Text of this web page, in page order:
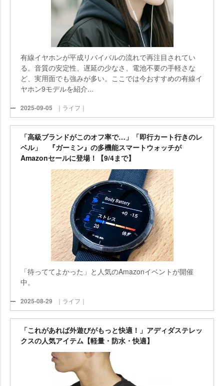
有線イヤホンが平成リバイバルの流れで再注目されてい
る。音質の安定性、遅延の少なさ、電池不要の手軽さな
ど、実用面でも強みが多い。ここでは今おすすめの有線イ
ヤホン9モデルを紹介...
2025-09-05 ｜ライフ｜
「高級ブランドがこのオフ率で…」「即行カート行きのレ
ベル」 『ガーミン』の多機能スマートウォッチが
Amazonセールに登場！【9/4まで】
「待っててよかった」と人気のAmazonイベントが開催
中。
2025-08-29 ｜ライフ｜
「これがあれば外遊びがもっと快適！」アディダステレッ
クスの人気アイテム【軽量・防水・快適】